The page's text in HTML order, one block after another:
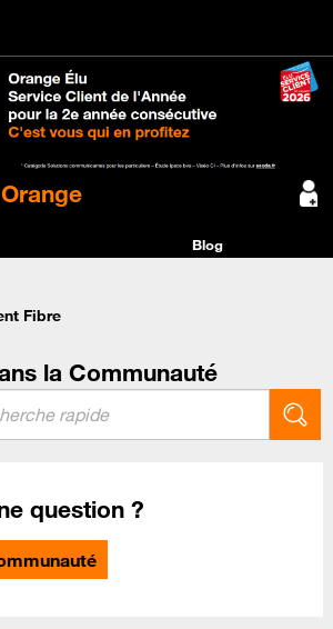
Orange
Blog
Fibre
la Communauté
question ?